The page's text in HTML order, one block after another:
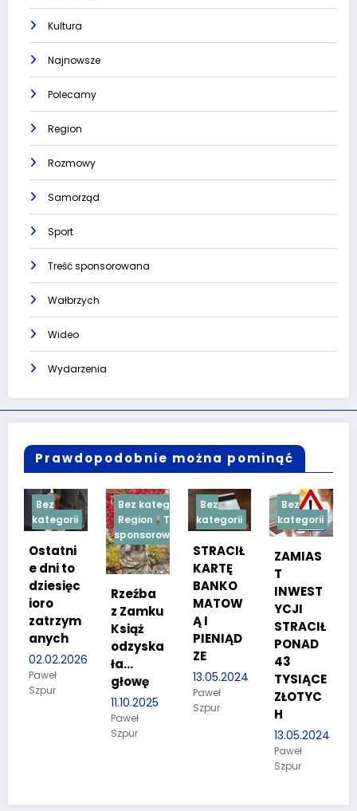
Kultura
Najnowsze
Polecamy
Region
Rozmowy
Samorząd
Sport
Treść sponsorowana
Wałbrzych
Wideo
Wydarzenia
Prawdopodobnie można pominąć
Bez kategorii
Region
Treść
sponsorowana
Rzeźba
z Zamku
Książ
odzyska
ła…
głowę
Bez
kategorii
STRACIŁ
KARTĘ
BANKO
MATOW
Ą I
PIENIĄD
ZE
13.05.2024
Szpur
Bez
kategorii
ZAMIAS
T
INWEST
YCJI
STRACIŁ
PONAD
43
TYSIĄCE
ZŁOTYC
H
Bez
kategorii
TESTY
NOŚCIO
WE DLA
KANDYD
ATÓW
DO
POLICJI
27.03.2024